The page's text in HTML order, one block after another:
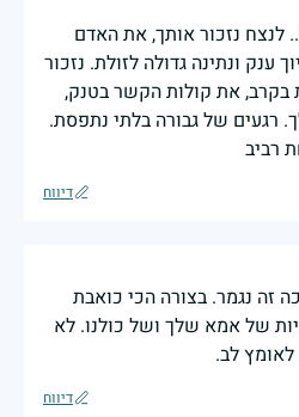
לנצח נזכור אותך, את האדם
ענק ונתינה גדולה לזולת. נזכור
בקרב, את קולות הקשר בטנק,
רגעים של גבורה בלתי נתפסת.
רביב
דיווח
זה נגמר. בצורה הכי כואבת
של אמא שלך ושל כולנו. לא
לב.
דיווח